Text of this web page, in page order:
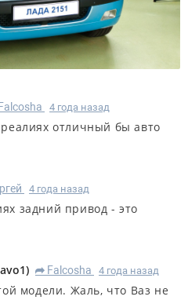
Falcosha 4 года назад
отличный бы авто
4 года назад
задний привод - это
) R Falcosha 4 года назад
модели. Жаль, что Ваз не